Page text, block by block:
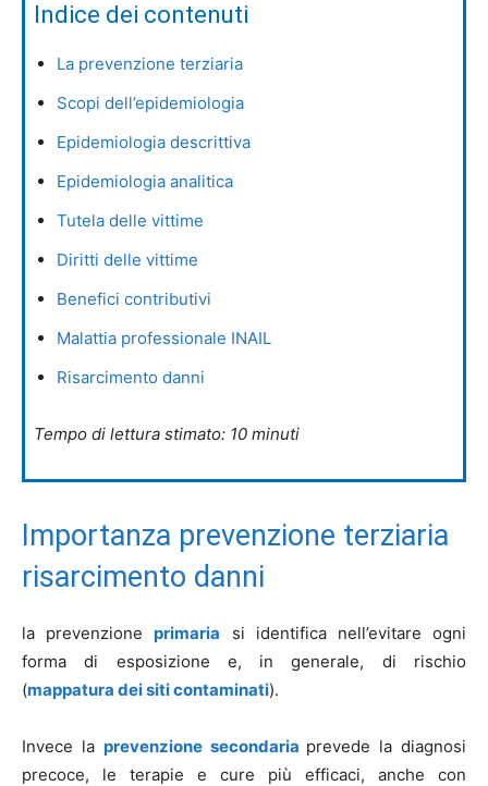
Indice dei contenuti
La prevenzione terziaria
Scopi dell’epidemiologia
Epidemiologia descrittiva
Epidemiologia analitica
Tutela delle vittime
Diritti delle vittime
Benefici contributivi
Malattia professionale INAIL
Risarcimento danni
Tempo di lettura stimato: 10 minuti
Importanza prevenzione terziaria
risarcimento danni
la prevenzioneprimaria si identifica nell’evitare ogni
forma di esposizione e, in generale, di rischio
(mappatura dei siti contaminati).
Invece la prevenzione secondaria prevede la diagnosi
precoce, le terapie e cure più efficaci, anche con